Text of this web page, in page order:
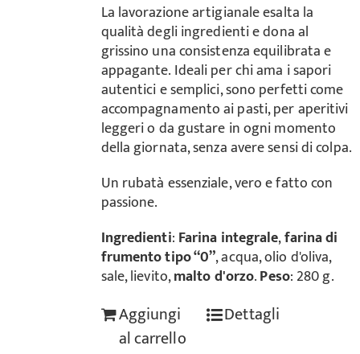
La lavorazione artigianale esalta la
qualità degli ingredienti e dona al
grissino una consistenza equilibrata e
appagante. Ideali per chi ama i sapori
autentici e semplici, sono perfetti come
accompagnamento ai pasti, per aperitivi
leggeri o da gustare in ogni momento
della giornata, senza avere sensi di colpa.
Un rubatà essenziale, vero e fatto con
passione.
Ingredienti: Farina integrale,farina di
frumento tipo “0”, acqua, olio d'oliva,
sale, lievito,malto d'orzo.Peso: 280 g.
Aggiungi
al carrello
Dettagli